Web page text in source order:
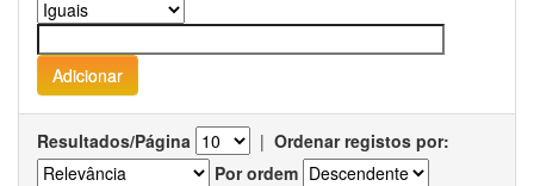
Resultados/Página | Ordenar registos por:
Por ordem